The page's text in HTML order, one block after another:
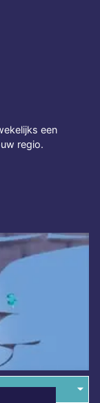
een
regio.